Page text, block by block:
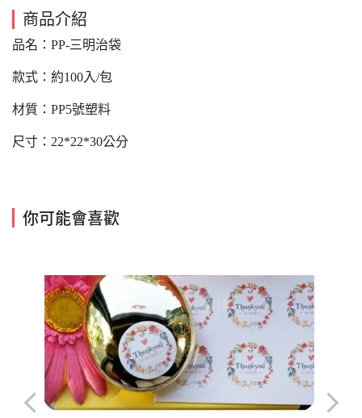
商品介紹
品名：PP-三明治袋
款式：約100入/包
材質：PP5號塑料
尺寸：22*22*30公分
你可能會喜歡